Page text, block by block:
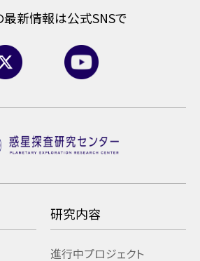
最新情報は公式SNSで
研究内容
進行中プロジェクト